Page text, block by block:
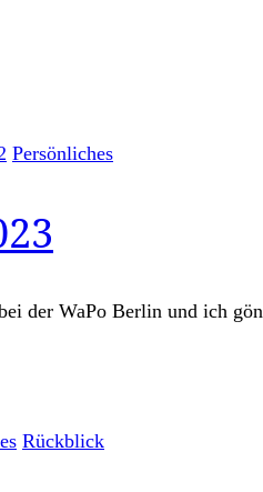
Persönliches
der WaPo Berlin und ich
Rückblick